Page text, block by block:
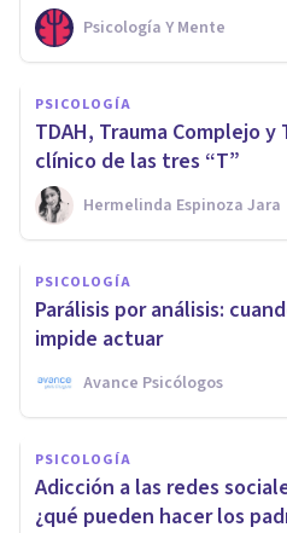
Psicología Y Mente
PSICOLOGÍA
TDAH, Trauma Complejo
clínico de las tres “T”
Hermelinda Espinoza Jara
PSICOLOGÍA
Parálisis por análisis:
impide actuar
Avance Psicólogos
PSICOLOGÍA
Adicción a las redes
¿qué pueden hacer los